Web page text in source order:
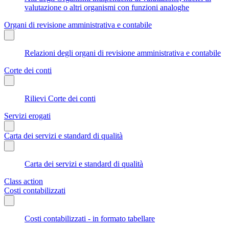
valutazione o altri organismi con funzioni analoghe
Organi di revisione amministrativa e contabile
Relazioni degli organi di revisione amministrativa e contabile
Corte dei conti
Rilievi Corte dei conti
Servizi erogati
Carta dei servizi e standard di qualità
Carta dei servizi e standard di qualità
Class action
Costi contabilizzati
Costi contabilizzati - in formato tabellare